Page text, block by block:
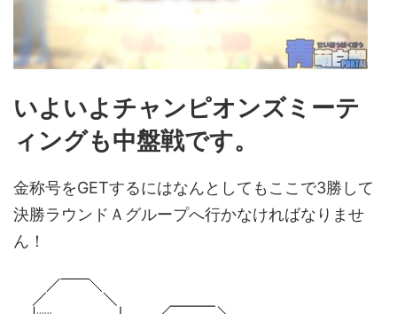
いよいよチャンピオンズミーテ
ィングも中盤戦です。
金称号をGETするにはなんとしてもここで3勝して
決勝ラウンドＡグループへ行かなければなりませ
ん！